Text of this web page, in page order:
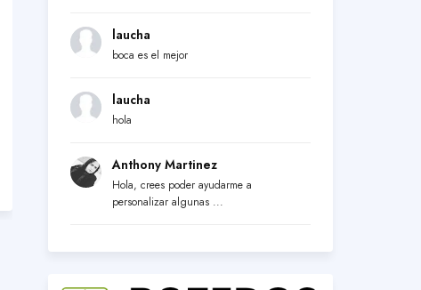
laucha
boca es el mejor
laucha
hola
Anthony Martinez
Hola, crees poder ayudarme a
personalizar algunas ...